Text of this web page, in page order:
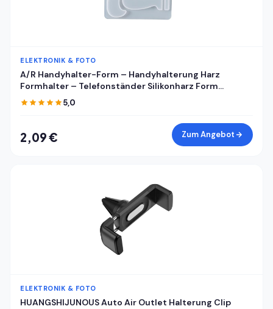
ELEKTRONIK & FOTO
A/R Handyhalter-Form – Handyhalterung Harz
Formhalter – Telefonständer Silikonharz Form
Handyhalter Form Handyhalterung Form
Handyhalterung Form Epoxidharz Gießform für DIY
5,0
2,09 € Zum Angebot
ELEKTRONIK & FOTO
HUANGSHIJUNOUS Auto Air Outlet Halterung Clip